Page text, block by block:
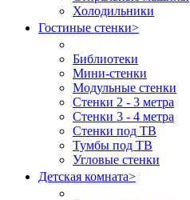
Холодильники
Гостиные стенки>
Библиотеки
Мини-стенки
Модульные стенки
Стенки 2 - 3 метра
Стенки 3 - 4 метра
Стенки под ТВ
Тумбы под ТВ
Угловые стенки
Детская комната>